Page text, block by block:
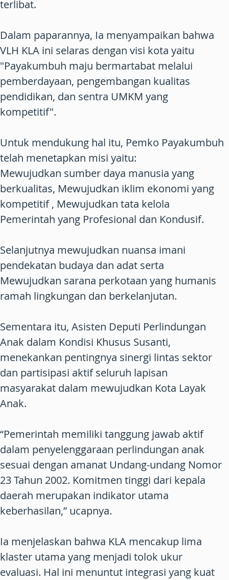
terlibat.
Dalam paparannya, Ia menyampaikan bahwa
VLH KLA ini selaras dengan visi kota yaitu
"Payakumbuh maju bermartabat melalui
pemberdayaan, pengembangan kualitas
pendidikan, dan sentra UMKM yang
kompetitif".
Untuk mendukung hal itu, Pemko Payakumbuh
telah menetapkan misi yaitu:
Mewujudkan sumber daya manusia yang
berkualitas, Mewujudkan iklim ekonomi yang
kompetitif , Mewujudkan tata kelola
Pemerintah yang Profesional dan Kondusif.
Selanjutnya mewujudkan nuansa imani
pendekatan budaya dan adat serta
Mewujudkan sarana perkotaan yang humanis
ramah lingkungan dan berkelanjutan.
Sementara itu, Asisten Deputi Perlindungan
Anak dalam Kondisi Khusus Susanti,
menekankan pentingnya sinergi lintas sektor
dan partisipasi aktif seluruh lapisan
masyarakat dalam mewujudkan Kota Layak
Anak.
“Pemerintah memiliki tanggung jawab aktif
dalam penyelenggaraan perlindungan anak
sesuai dengan amanat Undang-undang Nomor
23 Tahun 2002. Komitmen tinggi dari kepala
daerah merupakan indikator utama
keberhasilan,” ucapnya.
Ia menjelaskan bahwa KLA mencakup lima
klaster utama yang menjadi tolok ukur
evaluasi. Hal ini menuntut integrasi yang kuat